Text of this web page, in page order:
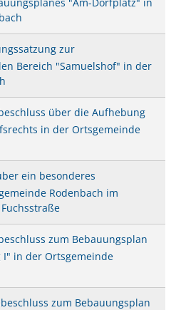
zur
Bereich "Samuelshof" in der
über die Aufhebung
in der Ortsgemeinde
ein besonderes
Rodenbach im
zum Bebauungsplan
in der Ortsgemeinde
zum Bebauungsplan